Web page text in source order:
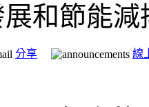
和節能減
分享 線